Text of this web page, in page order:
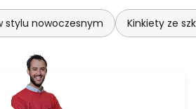
stylu nowoczesnym Kinkiety ze